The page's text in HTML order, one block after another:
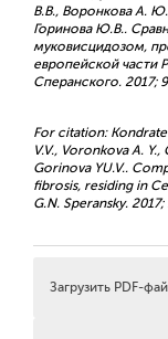
В.В., Воронкова А.
Горинова Ю.В..
муковисцидозом,
европейской части
Сперанского. 2017;
For citation:
V.V., Voronkova A.
Gorinova YU.V..
fibrosis, residing in
G.N. Speransky.
Загрузить PDF-